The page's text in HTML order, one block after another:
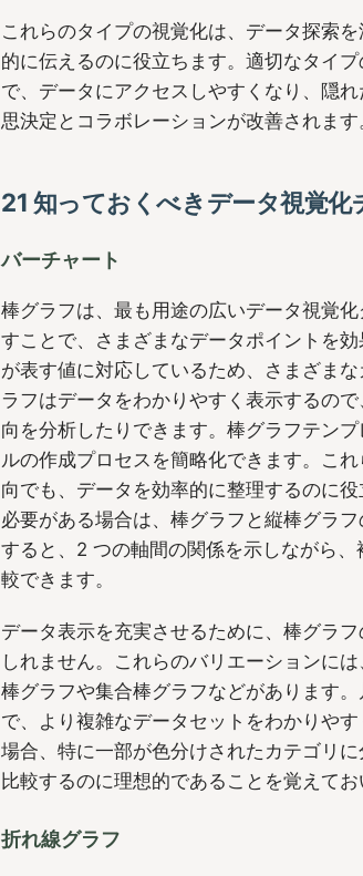
これらのタイプの視覚化は、データ探索
的に伝えるのに役立ちます。適切なタイ
で、データにアクセスしやすくなり、隠
思決定とコラボレーションが改善されます
21 知っておくべきデータ視覚化
バーチャート
棒グラフは、最も用途の広いデータ視覚
すことで、さまざまなデータポイントを
が表す値に対応しているため、さまざま
ラフはデータをわかりやすく表示するの
向を分析したりできます。棒グラフテン
ルの作成プロセスを簡略化できます。こ
向でも、データを効率的に整理するのに
必要がある場合は、棒グラフと縦棒グラ
すると、2 つの軸間の関係を示しながら
較できます。
データ表示を充実させるために、棒グラ
しれません。これらのバリエーションに
棒グラフや集合棒グラフなどがあります
で、より複雑なデータセットをわかりや
場合、特に一部が色分けされたカテゴリ
比較するのに理想的であることを覚えてお
折れ線グラフ